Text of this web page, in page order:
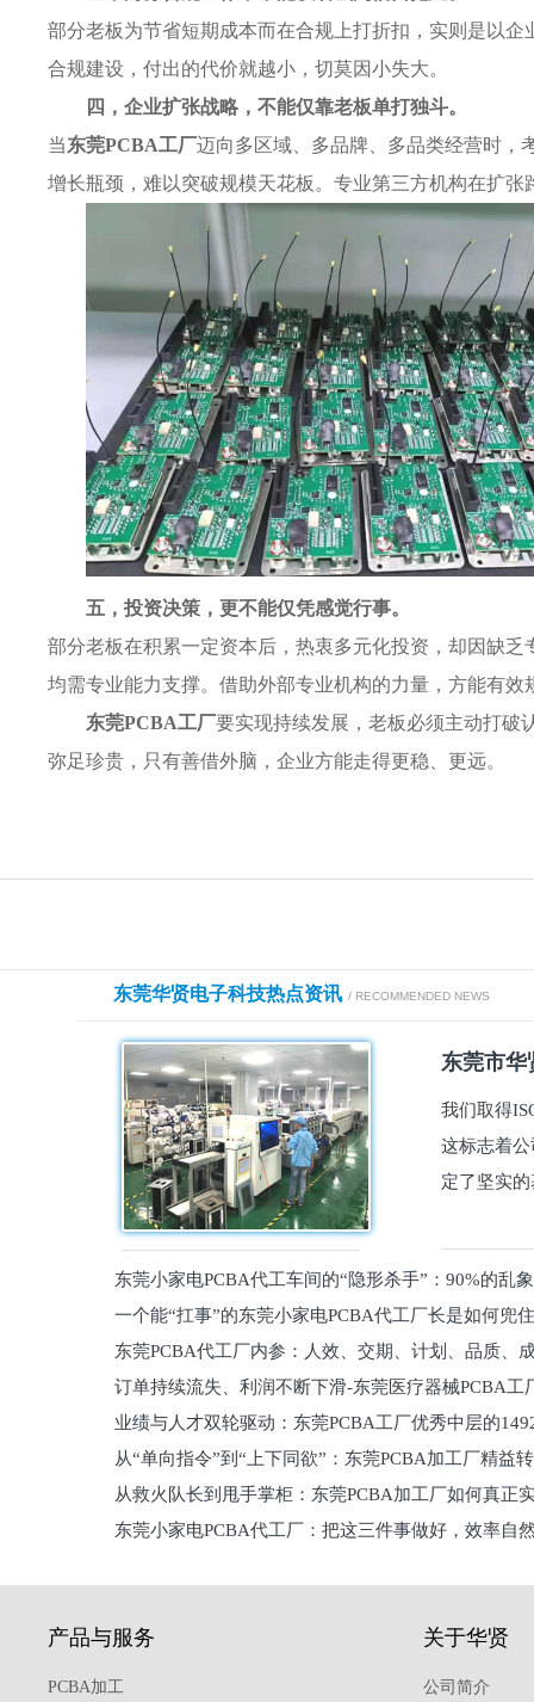
部分老板为节省短期成本而在合规上打折扣，实则是以
合规建设，付出的代价就越小，切莫因小失大。
四，企业扩张战略，不能仅靠老板单打独斗。
当东莞PCBA工厂迈向多区域、多品牌、多品类经营时，
增长瓶颈，难以突破规模天花板。专业第三方机构在扩
五，投资决策，更不能仅凭感觉行事。
部分老板在积累一定资本后，热衷多元化投资，却因缺
均需专业能力支撑。借助外部专业机构的力量，方能有
东莞PCBA工厂要实现持续发展，老板必须主动打破
弥足珍贵，只有善借外脑，企业方能走得更稳、更远。
东莞华贤电子科技热点资讯 / RECOMMENDED NEWS
东莞市华
我们取得
这标志着
定了坚实
东莞小家电PCBA代工车间的“隐形杀手”：90%的乱
员工一个能“扛事”的东莞小家电PCBA代工厂长是如何兜
东莞PCBA代工厂内参：人效、交期、计划、品质
维锁客法则
订单持续流失、利润不断下滑-东莞医疗器械PCBA工
理死穴必须堵住
业绩与人才双轮驱动：东莞PCBA工厂优秀中层的
从“单向指令”到“上下同欲”：东莞PCBA加工厂精益
关键从救火队长到甩手掌柜：东莞PCBA加工厂如何真正
东莞小家电PCBA代工厂：把这三件事做好，效率自
产品与服务
PCBA加工
关于华贤
公司简介